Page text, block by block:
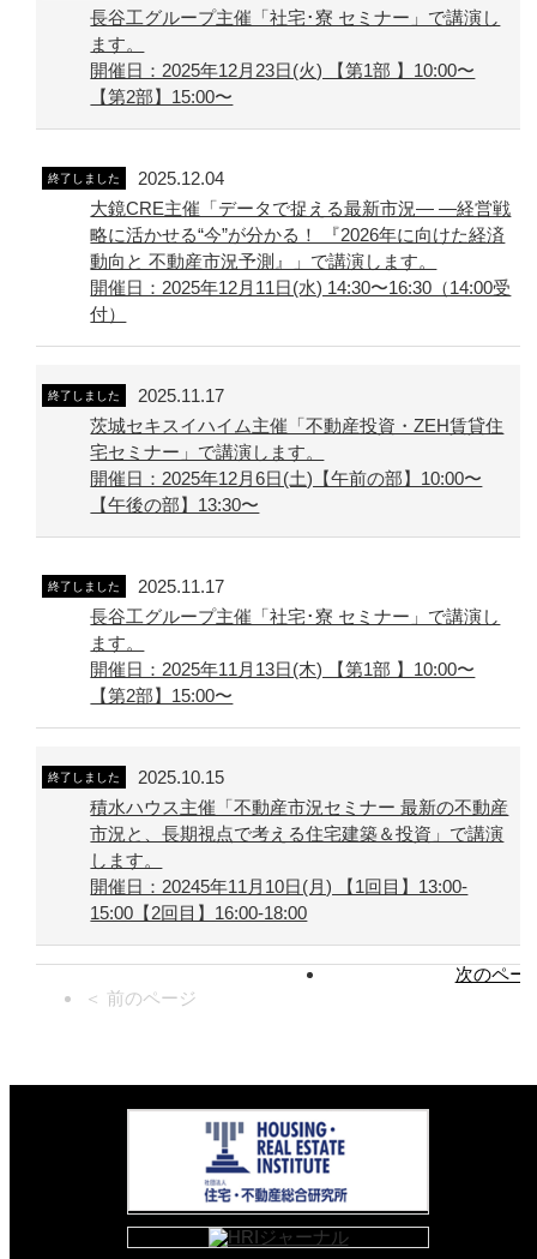
長谷工グループ主催「社宅･寮 セミナー」で講演し
ます。
開催日：2025年12月23日(火) 【第1部 】10:00〜
【第2部】15:00〜
終了しました
2025.12.04
大鏡CRE主催「データで捉える最新市況― ―経営戦
略に活かせる“今”が分かる！ 『2026年に向けた経済
動向と 不動産市況予測』」で講演します。
開催日：2025年12月11日(水) 14:30〜16:30（14:00受
付）
終了しました
2025.11.17
茨城セキスイハイム主催「不動産投資・ZEH賃貸住
宅セミナー」で講演します。
開催日：2025年12月6日(土)【午前の部】10:00〜
【午後の部】13:30〜
終了しました
2025.11.17
長谷工グループ主催「社宅･寮 セミナー」で講演し
ます。
開催日：2025年11月13日(木) 【第1部 】10:00〜
【第2部】15:00〜
終了しました
2025.10.15
積水ハウス主催「不動産市況セミナー 最新の不動産
市況と、長期視点で考える住宅建築＆投資」で講演
します。
開催日：20245年11月10日(月) 【1回目】13:00-
15:00【2回目】16:00-18:00
＜ 前のページ
次のペー